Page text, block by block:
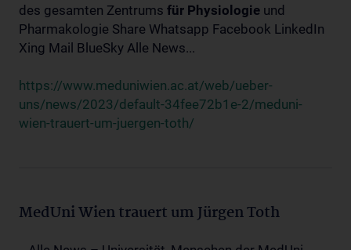
des gesamten Zentrums für Physiologie und
Pharmakologie Share Whatsapp Facebook LinkedIn
Xing Mail BlueSky Alle News...
https://www.meduniwien.ac.at/web/ueber-
uns/news/2023/default-34fee72b1e-2/meduni-
wien-trauert-um-juergen-toth/
MedUni Wien trauert um Jürgen Toth